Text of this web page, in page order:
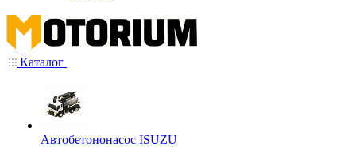
Каталог
Автобетононасос ISUZU